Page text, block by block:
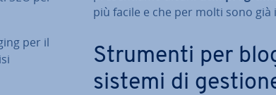
per il
più facile e che per molti sono
Strumenti per
sistemi di